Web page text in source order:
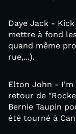
Daye Jack -
mettre à fond
quand même
rue,...).
Elton John - I'm
retour de
Bernie Taupin
été tourné à